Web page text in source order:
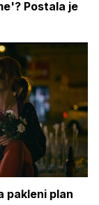
Postala je
pakleni plan